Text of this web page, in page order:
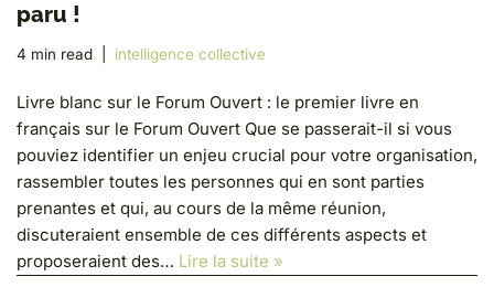
paru !
4 min read intelligence collective
Livre blanc sur le Forum Ouvert : le premier livre en
français sur le Forum Ouvert Que se passerait-il si vous
pouviez identifier un enjeu crucial pour votre organisation,
rassembler toutes les personnes qui en sont parties
prenantes et qui, au cours de la même réunion,
discuteraient ensemble de ces différents aspects et
proposeraient des… Lire la suite »